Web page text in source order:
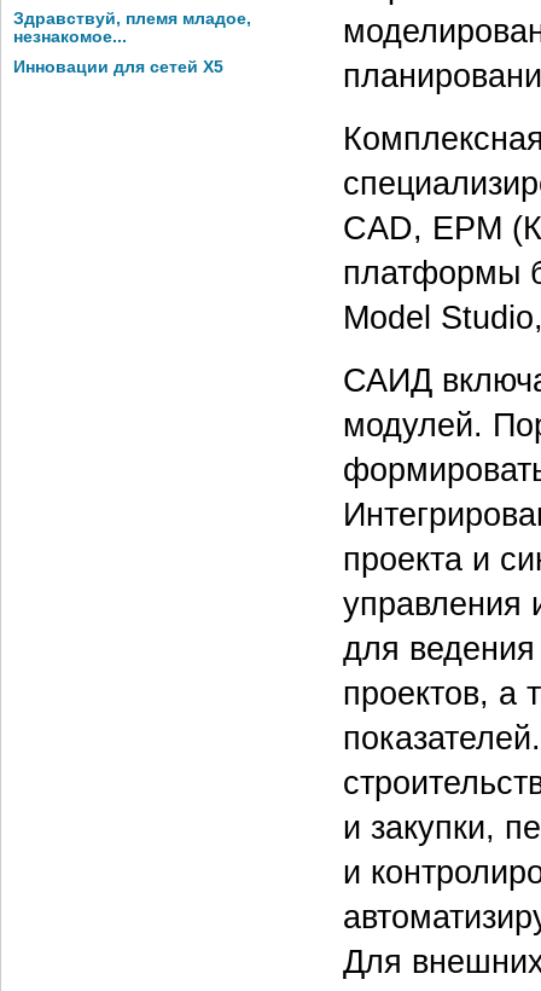
Здравствуй, племя младое,
незнакомое...
Инновации для сетей X5
CAD, EPM
платформы
Model
САИД
модулей.
проекта и
управления
для
проектов, а
и закупки,
и
Для